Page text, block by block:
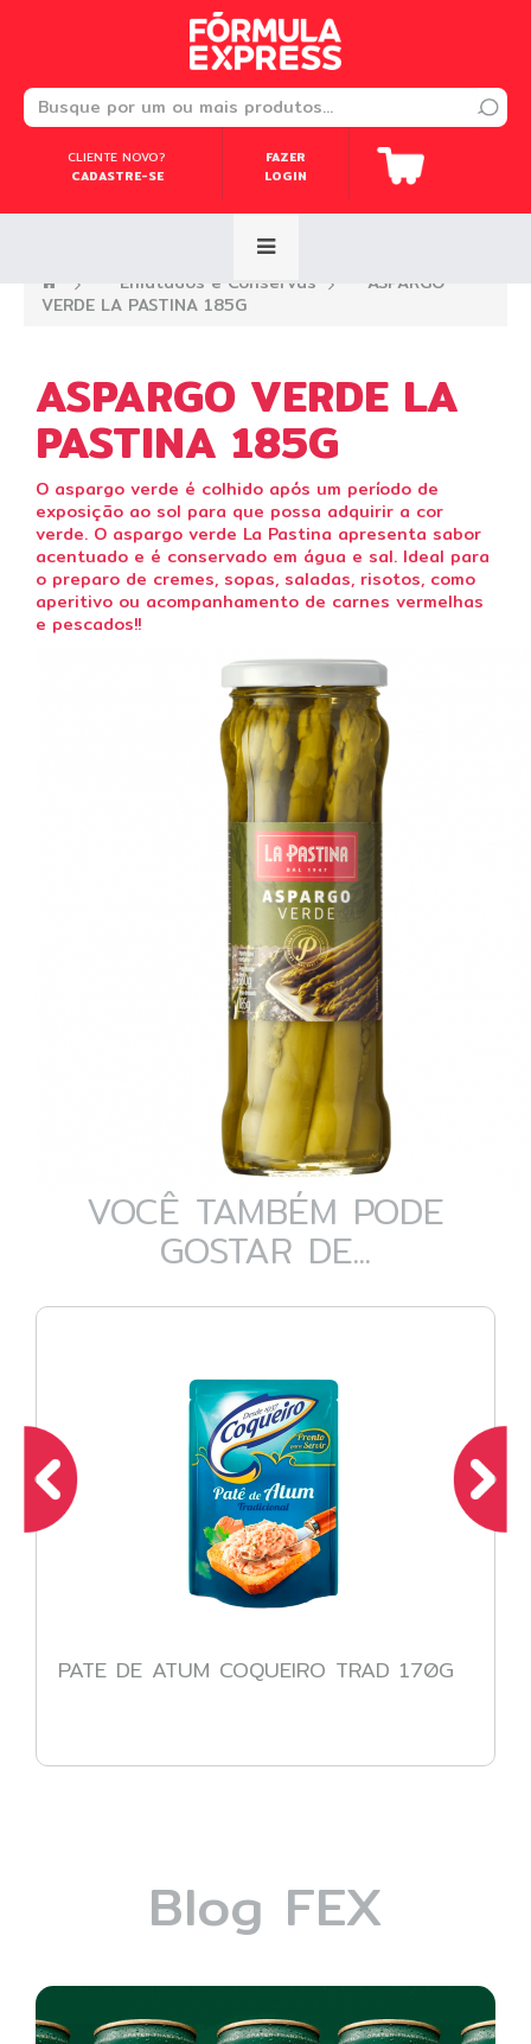
CLIENTE NOVO?
CADASTRE-SE
FAZER
LOGIN
—› Enlatados e Conservas —›
ASPARGO
VERDE LA PASTINA 185G
ASPARGO VERDE LA
PASTINA 185G
O aspargo verde é colhido após um período de
exposição ao sol para que possa adquirir a cor
verde. O aspargo verde La Pastina apresenta sabor
acentuado e é conservado em água e sal. Ideal para
o preparo de cremes, sopas, saladas, risotos, como
aperitivo ou acompanhamento de carnes vermelhas
e pescados!!
VOCÊ TAMBÉM PODE
GOSTAR DE...
PATE DE ATUM COQUEIRO TRAD 170G
Blog FEX
CLIENTE NOVO?
CADASTRE-SE
FAZER
LOGIN